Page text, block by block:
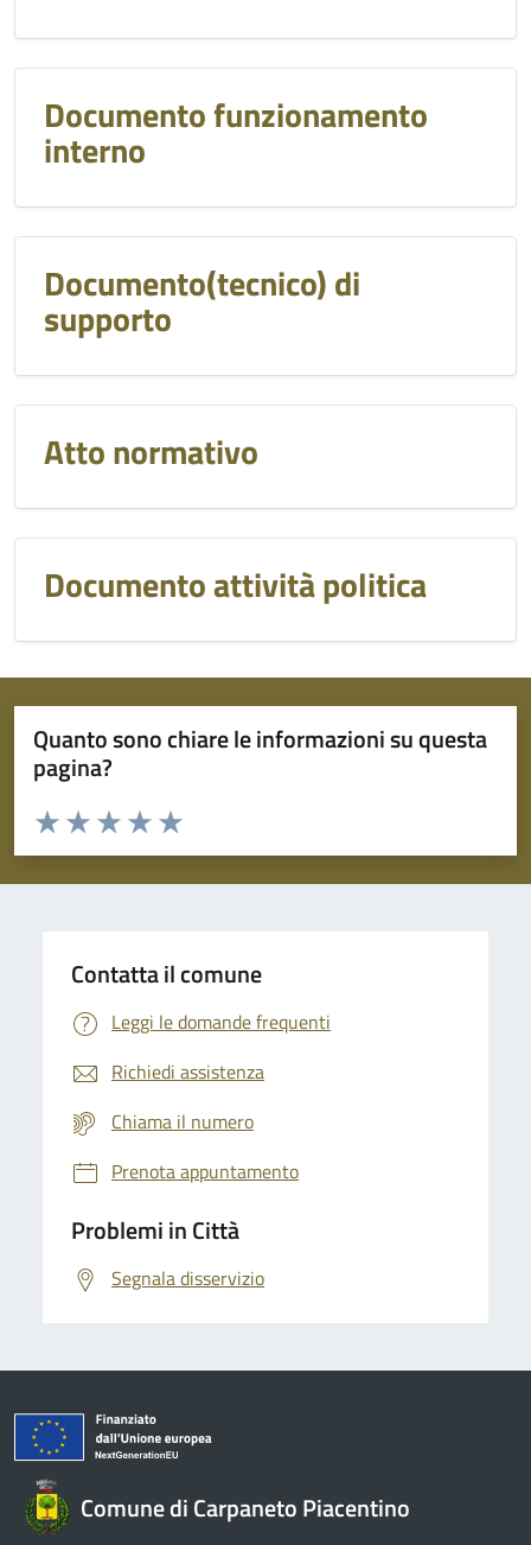
Documento funzionamento
interno
Documento(tecnico) di
supporto
Atto normativo
Documento attività politica
Quanto sono chiare le informazioni su questa
pagina?
Domanda
Valuta da 1 a 5 stelle la pagina
Valuta 5 stelle su 5
Valuta 4 stelle su 5
Valuta 3 stelle su 5
Valuta 2 stelle su 5
Valuta 1 stelle su 5
Contatta il comune
Leggi le domande frequenti
Richiedi assistenza
Chiama il numero
Prenota appuntamento
Problemi in Città
Segnala disservizio
Comune di Carpaneto Piacentino